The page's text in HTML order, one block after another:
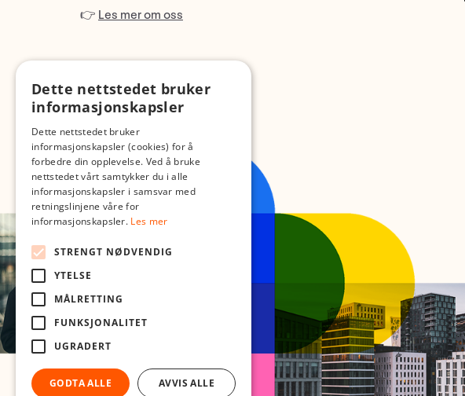
👉 Les mer om oss
Dette nettstedet bruker
informasjonskapsler
Dette nettstedet bruker
informasjonskapsler (cookies) for å
forbedre din opplevelse. Ved å bruke
nettstedet vårt samtykker du i alle
informasjonskapsler i samsvar med
retningslinjene våre for
informasjonskapsler. Les mer
STRENGT NØDVENDIG
YTELSE
MÅLRETTING
FUNKSJONALITET
UGRADERT
GODTA ALLE AVVIS ALLE